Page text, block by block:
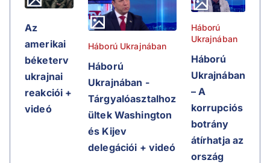
Az
amerikai
béketerv
ukrajnai
reakciói +
videó
Háború Ukrajnában
Háború
Ukrajnában -
Tárgyalóasztalhoz
ültek Washington
és Kijev
delegációi + videó
Háború
Ukrajnában
Háború
Ukrajnában
– A
korrupciós
botrány
átírhatja az
ország